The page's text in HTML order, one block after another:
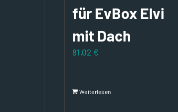
für EvBox Elvi
mit Dach
81,02 €
Weiterlesen